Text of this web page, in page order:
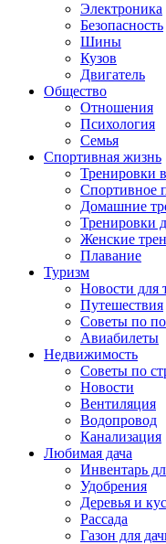
Электроника
Безопасность
Шины
Кузов
Двигатель
Общество
Отношения
Психология
Семья
Спортивная жизнь
Тренировки
Спортивное
Домашние
Тренировки
Женские
Плавание
Туризм
Новости для
Путешествия
Советы по
Авиабилеты
Недвижимость
Советы по
Новости
Вентиляция
Водопровод
Канализация
Любимая дача
Инвентарь
Удобрения
Деревья и
Рассада
Газон для